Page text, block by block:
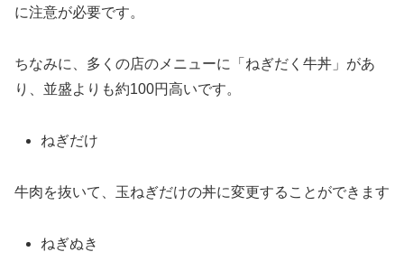
に注意が必要です。
ちなみに、多くの店のメニューに「ねぎだく牛丼」があ
り、並盛よりも約100円高いです。
ねぎだけ
牛肉を抜いて、玉ねぎだけの丼に変更することができます
ねぎぬき